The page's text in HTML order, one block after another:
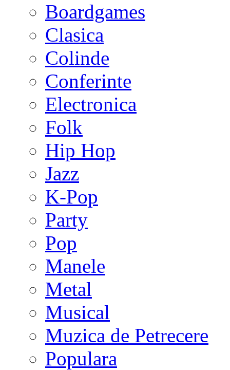
Boardgames
Clasica
Colinde
Conferinte
Electronica
Folk
Hip Hop
Jazz
K-Pop
Party
Pop
Manele
Metal
Musical
Muzica de Petrecere
Populara